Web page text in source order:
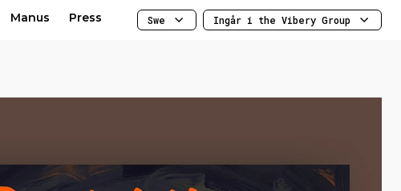
Manus Press Swe Ingår i the Vibery Group